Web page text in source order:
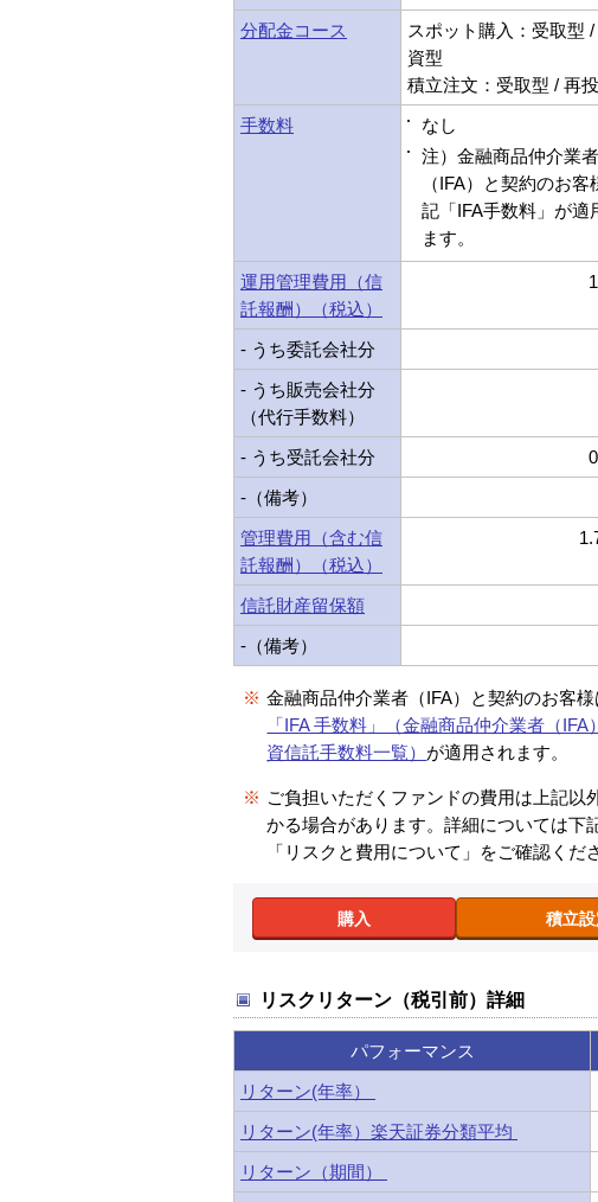
分配金コース
スポット購入：受取型
資型
積立注文：受取型 / 再
手数料
なし
注）金融商品仲介業者
（IFA）と契約のお客
記「IFA手数料」が適
ます。
運用管理費用（信
託報酬）（税込）
- うち委託会社分
- うち販売会社分
（代行手数料）
- うち受託会社分
-（備考）
管理費用（含む信
託報酬）（税込）
信託財産留保額
-（備考）
※ 金融商品仲介業者（IFA）と契約のお客様
「IFA 手数料」（金融商品仲介業者（IFA
資信託手数料一覧） が適用されます。
※ ご負担いただくファンドの費用は上記以
かる場合があります。詳細については下
「リスクと費用について」をご確認くだ
購入 積立
リスクリターン（税引前）詳細
パフォーマンス
リターン(年率）
リターン(年率）楽天証券分類平均
リターン（期間）